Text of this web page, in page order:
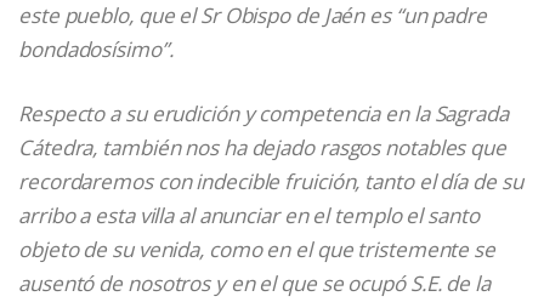
este pueblo, que el Sr Obispo de Jaén es “un padre
bondadosísimo”.
Respecto a su erudición y competencia en la Sagrada
Cátedra, también nos ha dejado rasgos notables que
recordaremos con indecible fruición, tanto el día de su
arribo a esta villa al anunciar en el templo el santo
objeto de su venida, como en el que tristemente se
ausentó de nosotros y en el que se ocupó S.E. de la